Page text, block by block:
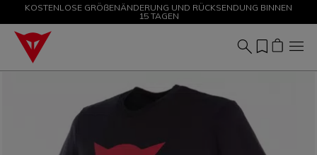
SALE BIS ZU -50 % – JETZT SHOPPEN
KOSTENLOSE GRÖßENÄNDERUNG UND RÜCKSENDUNG BINNEN
15 TAGEN